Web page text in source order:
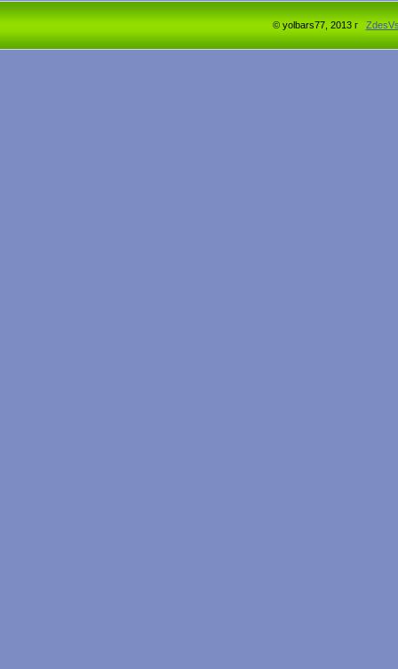
© yolbars77, 2013 г